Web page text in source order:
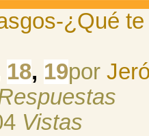
¿Qué
18, 19por
Vistas